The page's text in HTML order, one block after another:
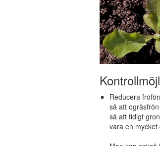
Reducera
så att
så att tidigt
vara en